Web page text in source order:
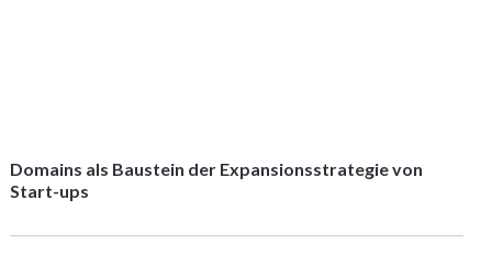
Domains als Baustein der Expansionsstrategie von
Start-ups